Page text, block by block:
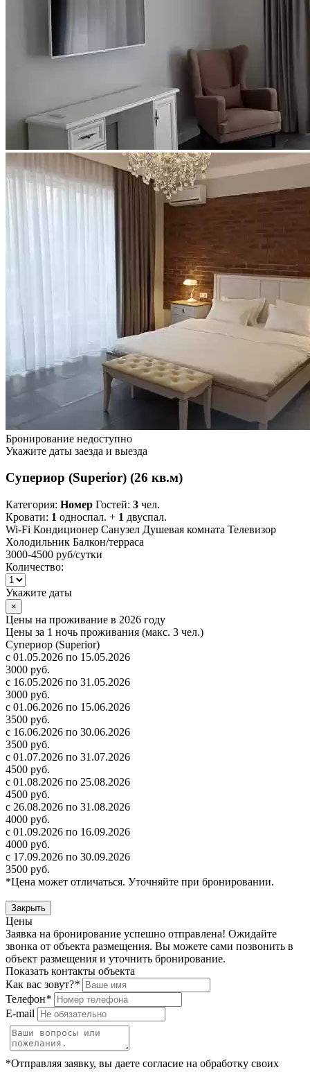
Бронирование недоступно
Укажите даты заезда и выезда
Супериор (Superior) (26 кв.м)
Категория: Номер Гостей: 3 чел.
Кровати: 1 односпал. + 1 двуспал.
Wi-Fi Кондиционер Санузел Душевая комната Телевизор
Холодильник Балкон/терраса
3000-4500 руб/сутки
Количество:
Укажите даты
×
Цены на проживание в 2026 году
Цены за 1 ночь проживания (макс. 3 чел.)
Супериор (Superior)
с 01.05.2026 по 15.05.2026
3000 руб.
с 16.05.2026 по 31.05.2026
3000 руб.
с 01.06.2026 по 15.06.2026
3500 руб.
с 16.06.2026 по 30.06.2026
3500 руб.
с 01.07.2026 по 31.07.2026
4500 руб.
с 01.08.2026 по 25.08.2026
4500 руб.
с 26.08.2026 по 31.08.2026
4000 руб.
с 01.09.2026 по 16.09.2026
4000 руб.
с 17.09.2026 по 30.09.2026
3500 руб.
*Цена может отличаться. Уточняйте при бронировании.
Закрыть
Цены
Заявка на бронирование успешно отправлена! Ожидайте
звонка от объекта размещения. Вы можете сами позвонить в
объект размещения и уточнить бронирование.
Показать контакты объекта
Как вас зовут?*
Телефон*
E-mail
*Отправляя заявку, вы даете согласие на обработку своих